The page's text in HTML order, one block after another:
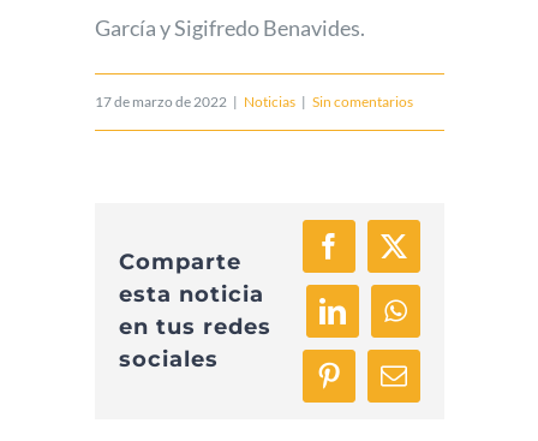
García y Sigifredo Benavides.
17 de marzo de 2022 | Noticias | Sin comentarios
Comparte
esta noticia
en tus redes
sociales
Facebook
X
LinkedInWhatsApp
PinterestCorreo